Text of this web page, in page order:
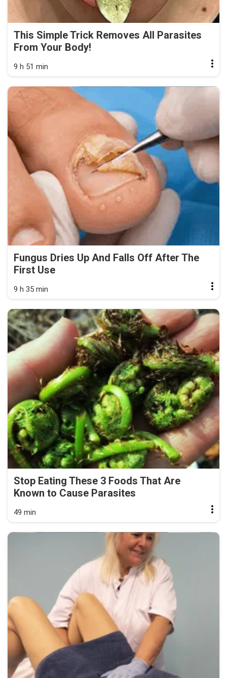
This Simple Trick Removes All Parasites
From Your Body!
9 h 51 min
Fungus Dries Up And Falls Off After The
First Use
9 h 35 min
Stop Eating These 3 Foods That Are
Known to Cause Parasites
49 min